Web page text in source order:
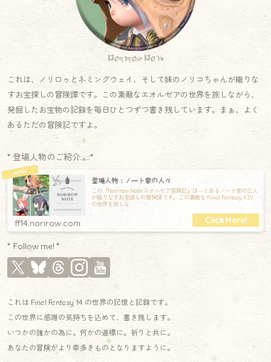
Norirow Note
これは、ノリロゥとネミングウェイ、そして妹のノリコちゃんが織りな
すお宝探しの冒険譚です。この素敵なエオルゼアの世界を旅しながら、
発掘したお宝物の記録を毎日ひとつずつ書き残しています。まぁ、よく
あるただの冒険記ですよ。
* 登場人物のご紹介.｡.:*
登場人物：ノート家の人々
この『Norirow Note エオルゼア冒険記』は―とあるノート家の三人
が織りなすお宝探しの冒険譚です。この素敵な Final Fantasy XIV
の世界を旅しな
ff14.norirow.com
* Follow me! *
これは Final Fantasy 14 の世界の記憶と記録です。
この世界に感謝の気持ちを込めて、書き残します。
いつかの誰かの為に。何かの道標に。祈りと共に。
あなたの冒険がより幸多きものとなりますように。